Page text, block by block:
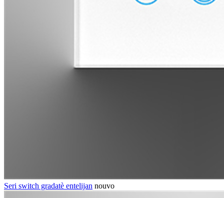
Seri switch gradatè entelijan nouvo